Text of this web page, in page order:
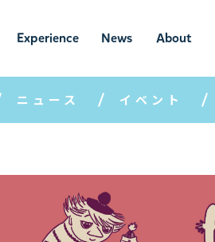
Experience
ムーミンの世
界を楽しむ
News
ニュ
ース
About
ムーミン
について
ニュース イベント